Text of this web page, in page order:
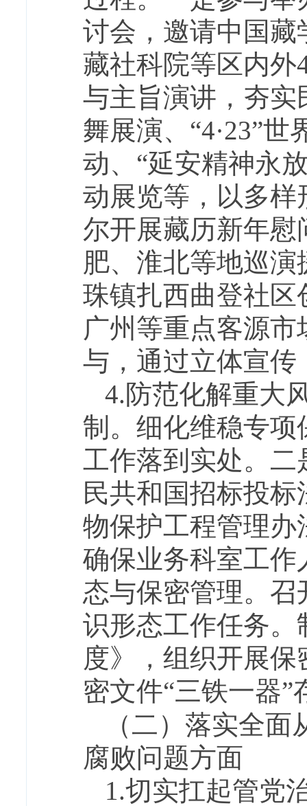
讨会，邀请中国
藏社科院等区内外
与主旨演讲，夯
舞展演、“4·23”世
动、“延安精神永
动展览等，以多
尔开展藏历新年
肥、淮北等地巡
珠镇扎西曲登社
广州等重点客源
与，通过立体宣
4.防范化解重大
制。细化维稳专
工作落到实处。
民共和国招标投
物保护工程管理
确保业务科室工
态与保密管理。召
识形态工作任务
度》，组织开展
密文件“三铁一器”
（二）落实全
腐败问题方面
1.切实扛起管党